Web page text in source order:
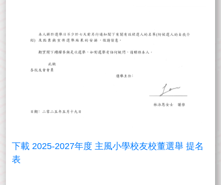
下載 2025-2027年度 主風小學校友校董選舉 提名
表